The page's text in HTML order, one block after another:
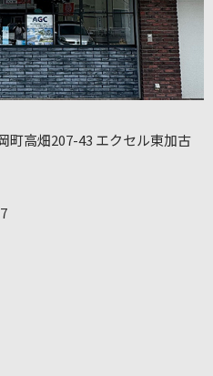
町高畑207-43 エクセル東加古